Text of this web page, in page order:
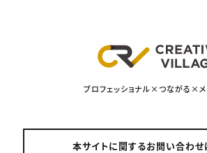
プロフェッショナル×つながる×メ
本サイトに関するお問い合わせ